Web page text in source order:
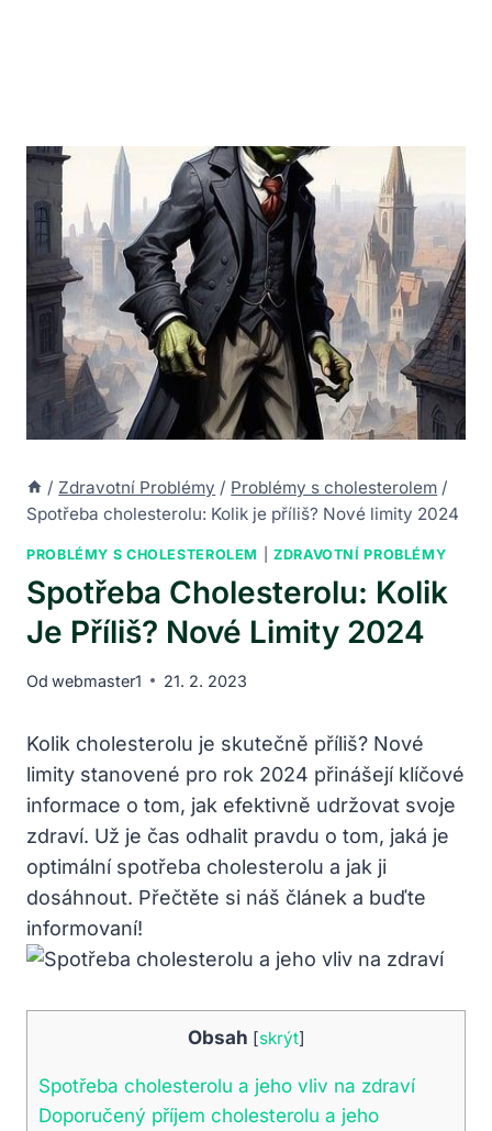
/ Zdravotní Problémy / Problémy s cholesterolem /
Spotřeba cholesterolu: Kolik je příliš? Nové limity 2024
PROBLÉMY S CHOLESTEROLEM |ZDRAVOTNÍ PROBLÉMY
Spotřeba Cholesterolu: Kolik
Je Příliš? Nové Limity 2024
Od webmaster1 21. 2. 2023
Kolik cholesterolu je skutečně příliš? Nové
limity stanovené pro rok 2024 přinášejí klíčové
informace o tom, jak efektivně udržovat svoje
zdraví. Už je čas odhalit pravdu o tom, jaká je
optimální spotřeba cholesterolu a jak ji
dosáhnout. Přečtěte si náš článek a buďte
informovaní!
Obsah [skrýt]
Spotřeba cholesterolu a jeho vliv na zdraví
Doporučený příjem cholesterolu a jeho